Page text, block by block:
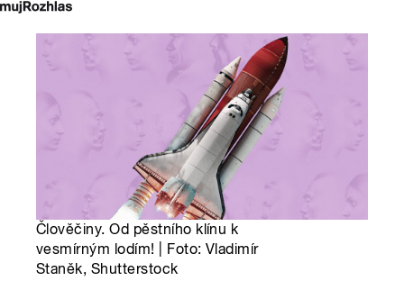
Člověčiny. Od pěstního klínu k
vesmírným lodím! | Foto: Vladimír
Staněk, Shutterstock